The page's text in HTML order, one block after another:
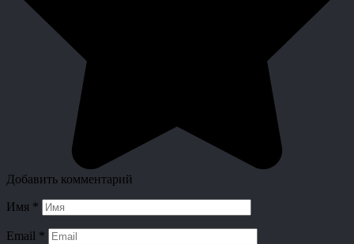
Добавить комментарий
Имя *
Email *